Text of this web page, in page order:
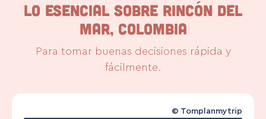
LO ESENCIAL SOBRE RINCÓN DEL
MAR, COLOMBIA
Para tomar buenas decisiones rápida y
fácilmente.
© Tomplanmytrip